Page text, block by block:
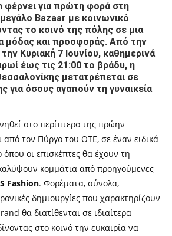
φέρνει για πρώτη φορά στη
Bazaar με κοινωνικό
το κοινό της πόλης σε μια
μόδας και προσφοράς. Από την
Κυριακή 7 Ιουνίου, καθημερινά
έως τις 21:00 το βράδυ, η
μετατρέπεται σε
για όσους αγαπούν τη γυναικεία
στο περίπτερο της πρώην
από τον Πύργο του ΟΤΕ, σε έναν ειδικά
οι επισκέπτες θα έχουν τη
κομμάτια από προηγούμενες
Fashion. Φορέματα, σύνολα,
δημιουργίες που χαρακτηρίζουν
θα διατίθενται σε ιδιαίτερα
στο κοινό την ευκαιρία να